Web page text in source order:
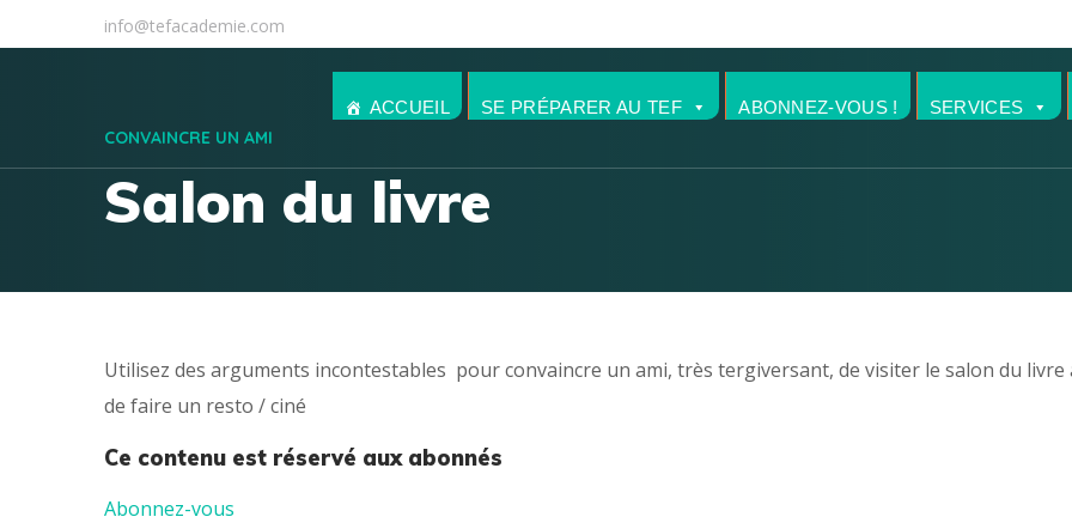
info@tefacademie.com
ACCUEIL SE PRÉPARER AU TEF ABONNEZ-VOUS ! SERVICES
CONVAINCRE UN AMI
Salon du livre
Utilisez des arguments incontestables pour convaincre un ami, très tergiversant, de visiter le salon du livre
de faire un resto / ciné
Ce contenu est réservé aux abonnés
Abonnez-vous